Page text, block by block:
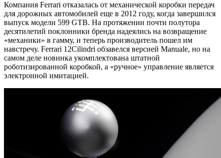
Компания Ferrari отказалась от механической коробки передач
для дорожных автомобилей еще в 2012 году, когда завершился
выпуск модели 599 GTB. На протяжении почти полутора
десятилетий поклонники бренда надеялись на возвращение
«механики» в гамму, и теперь производитель пошел им
навстречу. Ferrari 12Cilindri обзавелся версией Manuale, но на
самом деле новинка укомплектована штатной
роботизированной коробкой, а «ручное» управление является
электронной имитацией.